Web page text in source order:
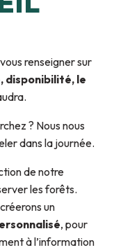
renseigner sur
disponibilité, le
? Nous nous
dans la journée.
de notre
les forêts.
un
, pour
à l’information